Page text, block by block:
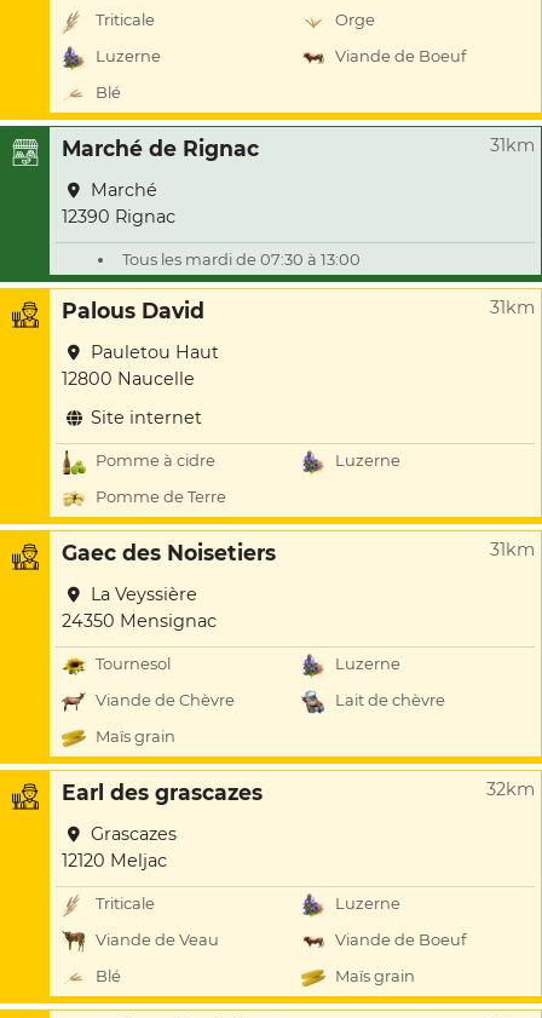
Triticale
Orge
Luzerne
Viande de Boeuf
Blé
Marché de Rignac 31km
Marché
12390 Rignac
Tous les mardi de 07:30 à 13:00
Palous David 31km
Pauletou Haut
12800 Naucelle
Site internet
Pomme à cidre
Luzerne
Pomme de Terre
Gaec des Noisetiers 31km
La Veyssière
24350 Mensignac
Tournesol
Luzerne
Viande de Chèvre
Lait de chèvre
Maïs grain
Earl des grascazes 32km
Grascazes
12120 Meljac
Triticale
Luzerne
Viande de Veau
Viande de Boeuf
Blé
Maïs grain